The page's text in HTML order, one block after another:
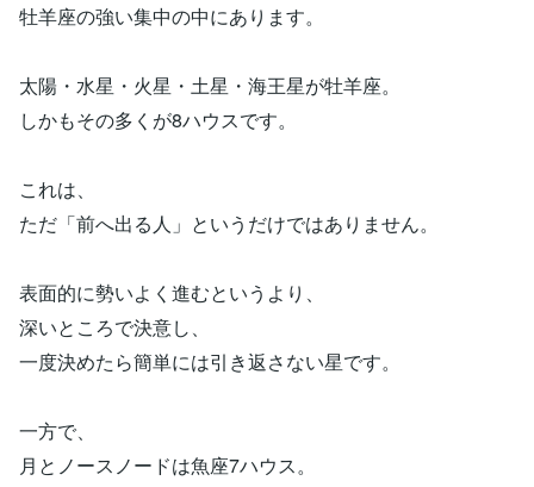
牡羊座の強い集中の中にあります。
太陽・水星・火星・土星・海王星が牡羊座。
しかもその多くが8ハウスです。
これは、
ただ「前へ出る人」というだけではありません。
表面的に勢いよく進むというより、
深いところで決意し、
一度決めたら簡単には引き返さない星です。
一方で、
月とノースノードは魚座7ハウス。